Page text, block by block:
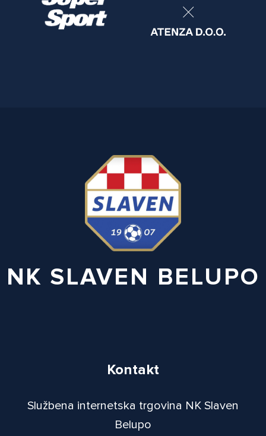
NK SLAVEN BELUPO
Kontakt
Službena internetska trgovina NK Slaven
Belupo